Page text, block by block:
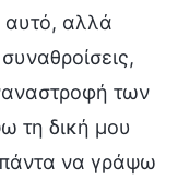
αυτό, αλλά
των
τη δική μου
να γράψω